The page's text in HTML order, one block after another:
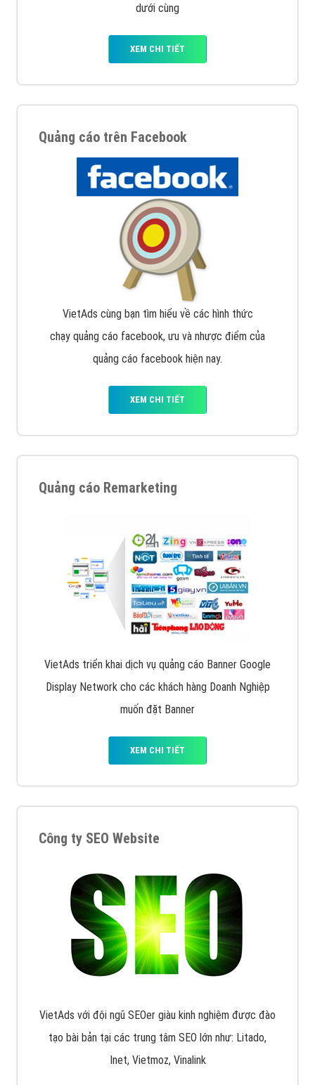
dưới cùng
XEM CHI TIẾT
Quảng cáo trên Facebook
VietAds cùng bạn tìm hiểu về các hình thức
chạy quảng cáo facebook, ưu và nhược điểm của
quảng cáo facebook hiện nay.
XEM CHI TIẾT
Quảng cáo Remarketing
VietAds triển khai dịch vụ quảng cáo Banner Google
Display Network cho các khách hàng Doanh Nghiệp
muốn đặt Banner
XEM CHI TIẾT
Công ty SEO Website
VietAds với đội ngũ SEOer giàu kinh nghiệm được đào
tạo bài bản tại các trung tâm SEO lớn như: Litado,
Inet, Vietmoz, Vinalink